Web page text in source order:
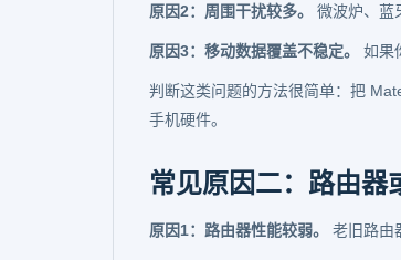
原因2：周围干扰较多。 微波炉、蓝
原因3：移动数据覆盖不稳定。 如果
判断这类问题的方法很简单：把
手机硬件。
常见原因二：路由器
原因1：路由器性能较弱。 老旧路由